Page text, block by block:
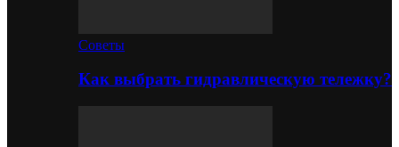
Советы
Как выбрать гидравлическую тележку?